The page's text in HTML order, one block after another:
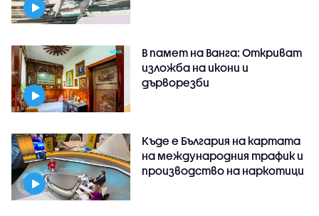
В памет на Ванга: Откриват
изложба на икони и
дърворезби
Къде е България на картата
на международния трафик и
производство на наркотици